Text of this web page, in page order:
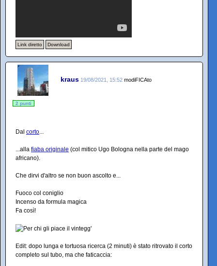
Link diretto Download
kraus 19/08/2021, 15:52 modiFICAto
2 punti
Dal corto...
...alla fiaba originale (col mitico Ugo Bologna nella parte del mago
africano).
Che dirvi d'altro se non buon ascolto e...
Fuoco col coniglio
Incenso da formula magica
Fa così!
Edit: dopo lunga e tortuosa ricerca (2 minuti) è stato ritrovato il corto
completo sul tubo, ma che faticaccia: